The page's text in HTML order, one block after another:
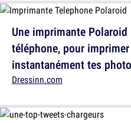
Une imprimante Polaroid
téléphone, pour imprimer
instantanément tes
Dressinn.com